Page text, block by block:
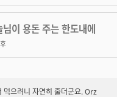
용돈 주는 한도내에
먹으려니 자연히 줄더군요. Orz